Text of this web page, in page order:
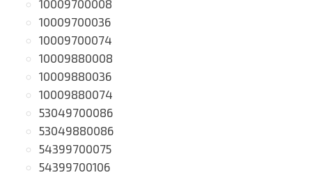
10009700008
10009700036
10009700074
10009880008
10009880036
10009880074
53049700086
53049880086
54399700075
54399700106